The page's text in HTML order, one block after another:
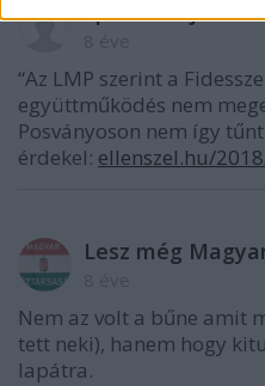
Spermahajder
“Az LMP szerint a
együttműködés nem
Posványoson nem így
érdekel: ellenszel.hu/
Lesz még
Nem az volt a bűne amit
tett neki), hanem hogy
lapátra.